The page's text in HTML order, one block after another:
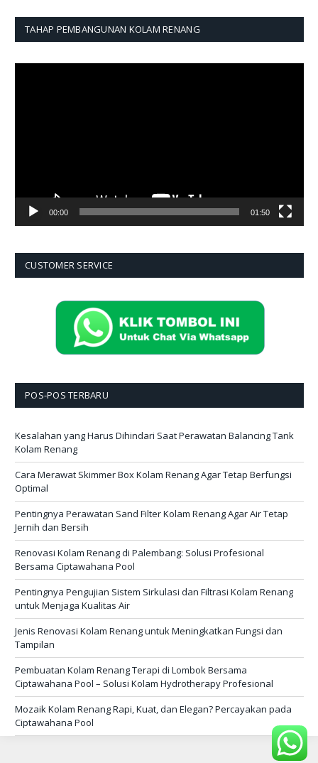
TAHAP PEMBANGUNAN KOLAM RENANG
00:00 01:50
CUSTOMER SERVICE
POS-POS TERBARU
Kesalahan yang Harus Dihindari Saat Perawatan Balancing Tank
Kolam Renang
Cara Merawat Skimmer Box Kolam Renang Agar Tetap Berfungsi
Optimal
Pentingnya Perawatan Sand Filter Kolam Renang Agar Air Tetap
Jernih dan Bersih
Renovasi Kolam Renang di Palembang: Solusi Profesional
Bersama Ciptawahana Pool
Pentingnya Pengujian Sistem Sirkulasi dan Filtrasi Kolam Renang
untuk Menjaga Kualitas Air
Jenis Renovasi Kolam Renang untuk Meningkatkan Fungsi dan
Tampilan
Pembuatan Kolam Renang Terapi di Lombok Bersama
Ciptawahana Pool – Solusi Kolam Hydrotherapy Profesional
Mozaik Kolam Renang Rapi, Kuat, dan Elegan? Percayakan pada
Ciptawahana Pool